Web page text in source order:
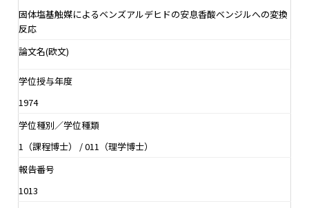
固体塩基触媒によるベンズアルデヒドの安息香酸ベンジルへの変換
反応
論文名(欧文)
学位授与年度
1974
学位種別／学位種類
1（課程博士） / 011（理学博士）
報告番号
1013